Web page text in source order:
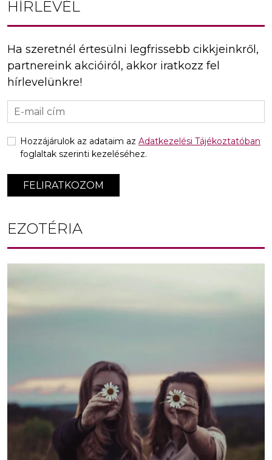
HÍRLEVÉL
Ha szeretnél értesülni legfrissebb cikkjeinkről,
partnereink akcióiról, akkor iratkozz fel
hírlevelünkre!
FELIRATKOZOM
Hozzájárulok az adataim az Adatkezelési Tájékoztatóban
foglaltak szerinti kezeléséhez.
EZOTÉRIA